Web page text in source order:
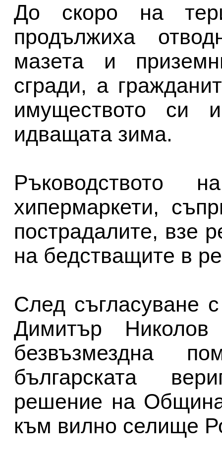
До скоро на
продължиха
мазета и
сгради, а
имуществото си
идващата зима.
Ръководството
хипермаркети,
пострадалите, взе
на бедстващите в
След съгласуване
Димитър
безвъзмездна
българската
решение на
към вилно селище